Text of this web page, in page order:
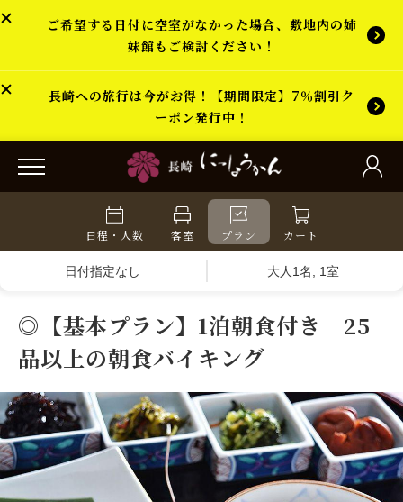
ご希望する日付に空室がなかった場合、敷地内の姉
妹館もご検討ください！
長崎への旅行は今がお得！【期間限定】7％割引ク
ーポン発行中！
日程・人数 客室 プラン カート
日付指定なし 大人1名, 1室
◎【基本プラン】1泊朝食付き 25
品以上の朝食バイキング